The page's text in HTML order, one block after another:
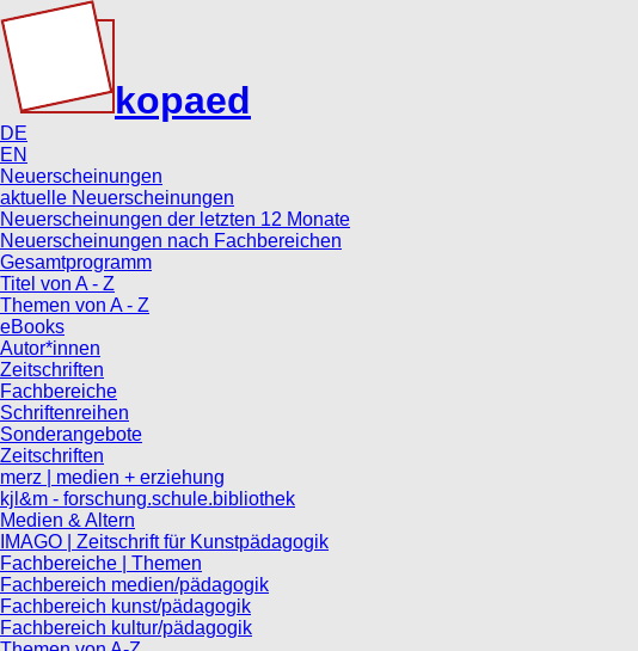
kopaed
DE
EN
Neuerscheinungen
aktuelle Neuerscheinungen
Neuerscheinungen der letzten 12 Monate
Neuerscheinungen nach Fachbereichen
Gesamtprogramm
Titel von A - Z
Themen von A - Z
eBooks
Autor*innen
Zeitschriften
Fachbereiche
Schriftenreihen
Sonderangebote
Zeitschriften
merz | medien + erziehung
kjl&m - forschung.schule.bibliothek
Medien & Altern
IMAGO | Zeitschrift für Kunstpädagogik
Fachbereiche | Themen
Fachbereich medien/pädagogik
Fachbereich kunst/pädagogik
Fachbereich kultur/pädagogik